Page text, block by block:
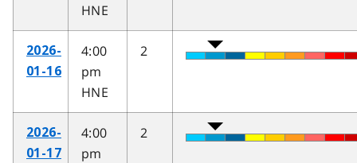
HNE
2026-
01-16
4:00
pm
HNE
2
2026-
01-17
4:00
pm
2